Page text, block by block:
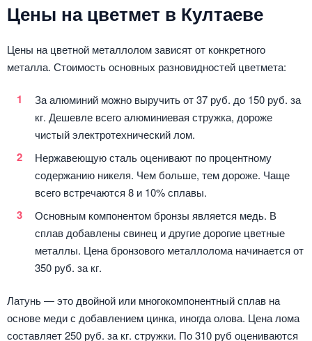
Цены на цветмет в Култаеве
Цены на цветной металлолом зависят от конкретного
металла. Стоимость основных разновидностей цветмета:
За алюминий можно выручить от 37 руб. до 150 руб. за
кг. Дешевле всего алюминиевая стружка, дороже
чистый электротехнический лом.
Нержавеющую сталь оценивают по процентному
содержанию никеля. Чем больше, тем дороже. Чаще
всего встречаются 8 и 10% сплавы.
Основным компонентом бронзы является медь. В
сплав добавлены свинец и другие дорогие цветные
металлы. Цена бронзового металлолома начинается от
350 руб. за кг.
Латунь — это двойной или многокомпонентный сплав на
основе меди с добавлением цинка, иногда олова. Цена лома
составляет 250 руб. за кг. стружки. По 310 руб оцениваются